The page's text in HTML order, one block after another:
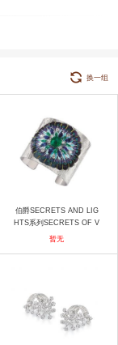
换一组
伯爵SECRETS AND LIG
HTS系列SECRETS OF V
ENICE G36L9300 手镯
暂无